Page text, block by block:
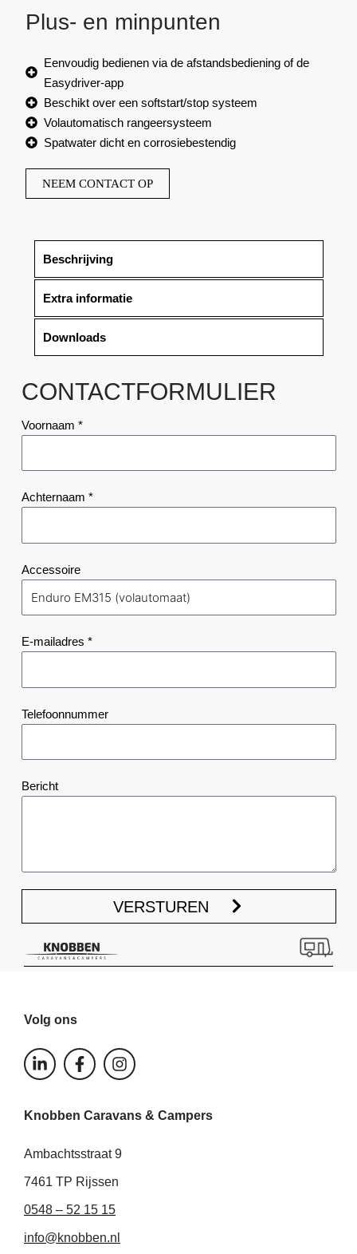
Plus- en minpunten
Eenvoudig bedienen via de afstandsbediening of de
Easydriver-app
Beschikt over een softstart/stop systeem
Volautomatisch rangeersysteem
Spatwater dicht en corrosiebestendig
NEEM CONTACT OP
Beschrijving
Extra informatie
Downloads
CONTACTFORMULIER
Voornaam *
Achternaam *
Accessoire
E-mailadres *
Telefoonnummer
Bericht
VERSTUREN
Volg ons
L
i
e
i
-
n
F
a
b
o
-
I
n
a
r
Knobben Caravans & Campers
Ambachtsstraat 9
7461 TP Rijssen
0548 – 52 15 15
info@knobben.nl